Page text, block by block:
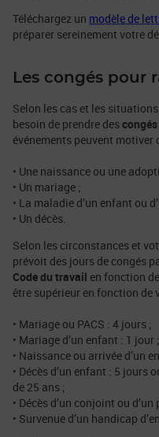
Téléchargez un modèle de
préparer sereinement votre
Les congés pour
Selon les cas et les
besoin de prendre des
événements peuvent motiver
• Une naissance ou une
• Un mariage ;
• La maladie d’un enfant ou
• Un décès.
Selon les circonstances et
prévoit des jours de congés
Code du travail en fonction
être supérieur en fonction
• Mariage ou PACS : 4 jours ;
• Mariage d’un enfant : 1 jour ;
• Naissance ou arrivée d’un
• Décès d’un enfant : 5 jours
de 25 ans ;
• Décès d’un conjoint ou
• Survenue d’un handicap